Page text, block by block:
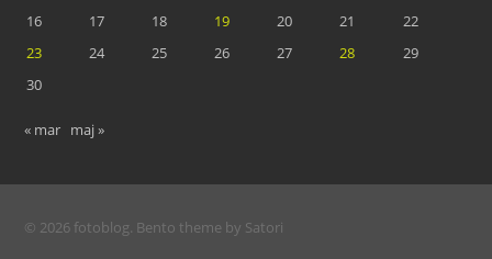
16
17 18 19 20 21
22
23
24 25 26 27 28
29
30
« mar maj »
© 2026 fotoblog. Bento theme by Satori